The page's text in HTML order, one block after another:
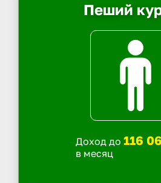
Пеший
Доход до 116
в месяц